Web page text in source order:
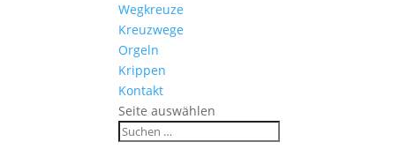
Wegkreuze
Kreuz­wege
Orgeln
Krippen
Kontakt
Seite auswählen